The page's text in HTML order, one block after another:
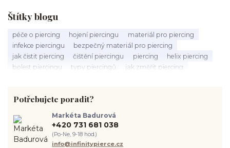
Štítky blogu
péče o piercing hojení piercingu
materiál pro piercing
infekce piercingu
bezpečný materiál pro piercing
jak čistit piercing
čištění piercingu piercing
helix piercing
bolest piercingu
typy piercingů
jak změřit piercing
hygiena piercingu
tipy pro piercing
piercing ucha
chirurgická ocel 316L
spravná velikost piercingu
jak pečovat o piercing
medusa piercing
Potřebujete poradit?
Markéta Badurová
+420 731 681 038
(Po-Ne, 9-18 hod.)
info@infinitypierce.cz